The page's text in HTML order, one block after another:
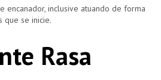
inclusive atuando de forma
que se inicie.
Rasa